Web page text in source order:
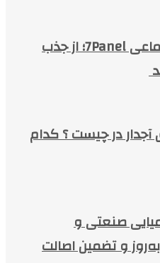
خدمات شبکه‌های اجتماعی 7Panel؛ از جذب
در چیست ؟ کدام
صنعتی و
و تضمین اصالت